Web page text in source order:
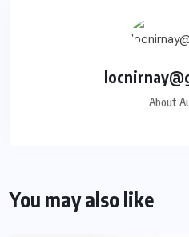
About
You may also like